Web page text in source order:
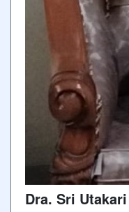
Dra. Sri